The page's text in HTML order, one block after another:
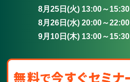
8月25日(火) 13:00～15:30
8月26日(水) 20:00～22:00
9月10日(木) 13:00～15:30